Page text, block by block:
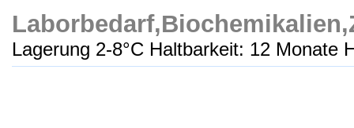
Lagerung 2-8°C Haltbarkeit: 12 Monate